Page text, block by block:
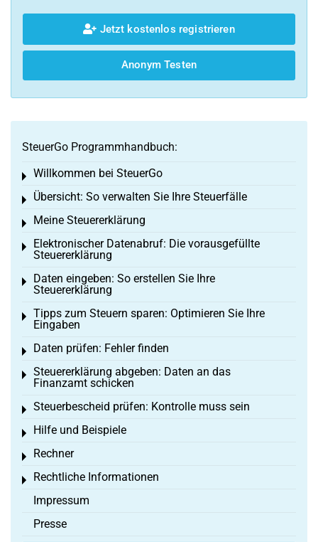
Jetzt kostenlos registrieren
Anonym Testen
SteuerGo Programmhandbuch:
Willkommen bei SteuerGo
Toggle menu
Übersicht: So verwalten Sie Ihre Steuerfälle
Toggle menu
Meine Steuererklärung
Toggle menu
Elektronischer Datenabruf: Die vorausgefüllte
Steuererklärung
Toggle menu
Daten eingeben: So erstellen Sie Ihre
Steuererklärung
Toggle menu
Tipps zum Steuern sparen: Optimieren Sie Ihre
Eingaben
Toggle menu
Daten prüfen: Fehler finden
Toggle menu
Steuererklärung abgeben: Daten an das
Finanzamt schicken
Toggle menu
Steuerbescheid prüfen: Kontrolle muss sein
Toggle menu
Hilfe und Beispiele
Toggle menu
Rechner
Toggle menu
Rechtliche Informationen
Toggle menu
Impressum
Presse